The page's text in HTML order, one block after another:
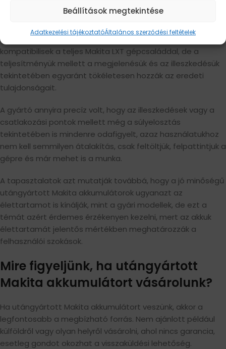
Beállítások megtekintése
Adatkezelési tájékoztatóÁltalános szerződési feltételek
akkumulátorok. A kínálatunkban szereplő BL1830, BL1840,
BL1850 vagy BL1860 típusok például ide sorolhatók.
Ezek a 18 voltos Li-ion alapú rendszerek nemcsak
kompatibilisek a teljes Makita LXT gépcsaláddal, de a
teljesítményük mellett a megjelenésük és az illeszkedésük
tekintetében egyaránt tökéletesen hozzák az eredeti
tulajdonságait.
A gyártó annyira precíz volt, hogy az illeszkedések vagy a
csatlakozási pontok mellett még a súlyelosztás
tekintetében is mindenre odafigyelt, azaz használatukhoz
nem kell semmilyen átalakítás, csak feltöltjük, felpattintjuk a
gépre és már mehet is a munka.
A tapasztalatok azt mutatják továbbá, hogy a jó minőségű
utángyártott Makita akkumulátorok ugyanazt az
élettartamot is kínálják, mint a gyári modellek, de ezt a
témát azért érdemes érzékenyen kezelni, mert az akkuk
élettartamát jelentős mértékben meghatározzák a
felhasználói szokások.
Mire figyeljünk, ha utángyártott
Makita akkumulátort vásárolunk?
Ha utángyártott Makita akkumulátort veszünk, akkor a
legfontosabb a megbízható forrás. Nem ajánlott például
külföldről vagy olyan helyről vásárolni, ahol nincs garancia,
esetleg gondot okozhat a visszaküldési lehetőség.